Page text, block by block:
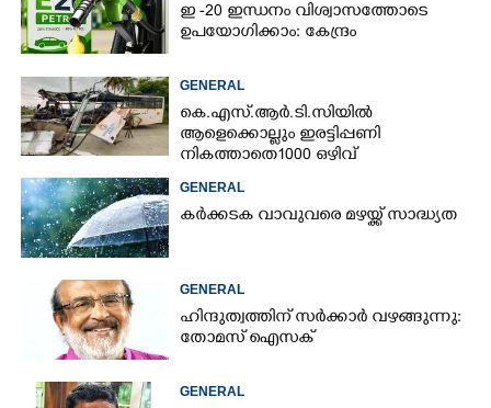
ഇ -20 ഇന്ധനം വിശ്വാസത്തോടെ
ഉപയോഗിക്കാം: കേന്ദ്രം
GENERAL
കെ.എസ്.ആർ.ടി.സിയിൽ
ആളെക്കൊല്ലും ഇരട്ടിപ്പണി
നികത്താതെ 1000 ഒഴിവ്
GENERAL
കർക്കടക വാവുവരെ മഴയ്ക്ക് സാദ്ധ്യത
GENERAL
ഹിന്ദുത്വത്തിന് സർക്കാർ വഴങ്ങുന്നു:
തോമസ് ഐസക്
GENERAL